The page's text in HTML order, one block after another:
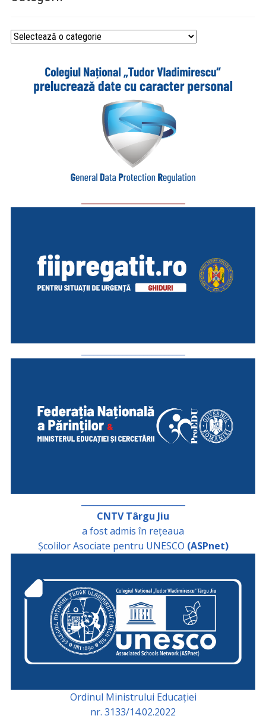
Categorii
CNTV Târgu Jiu
a fost admis în rețeaua
Școlilor Asociate pentru UNESCO (ASPnet)
Ordinul Ministrului Educației
nr. 3133/14.02.2022